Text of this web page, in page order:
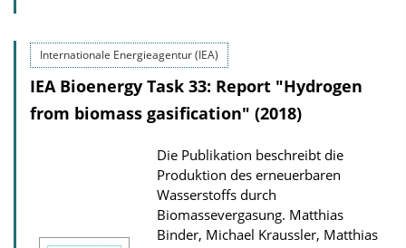
a
d
s
Internationale Energieagentur (IEA)
IEA Bioenergy Task 33: Report "Hydrogen
from biomass gasification" (2018)
Die Publikation beschreibt die
Produktion des erneuerbaren
Wasserstoffs durch
Biomassevergasung. Matthias
Binder, Michael Kraussler, Matthias